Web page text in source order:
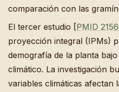
comparación con las
El tercer estudio [PMID
proyección integral (IPMs)
demografía de la planta
climático. La investigación
variables climáticas afectan